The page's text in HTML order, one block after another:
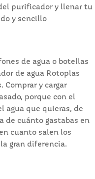
purificador y llenar tu
y sencillo
de agua o botellas
de agua Rotoplas
Comprar y cargar
porque con el
agua que quieras, de
de cuánto gastabas en
cuanto salen los
gran diferencia.